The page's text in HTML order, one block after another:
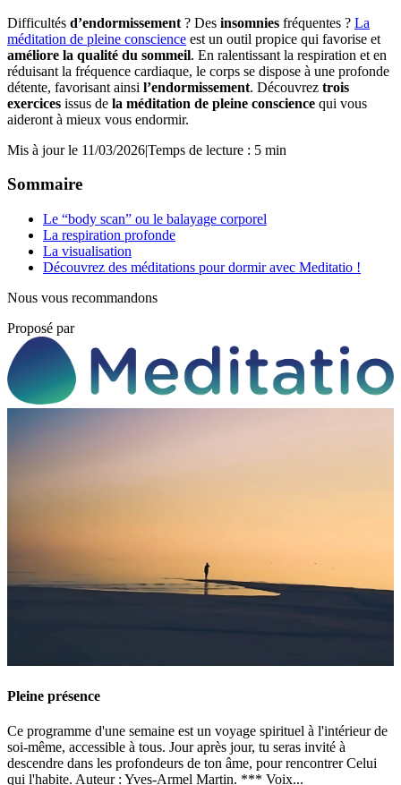
Difficultés d’endormissement ? Des insomnies fréquentes ? La
méditation de pleine conscience est un outil propice qui favorise et
améliore la qualité du sommeil. En ralentissant la respiration et en
réduisant la fréquence cardiaque, le corps se dispose à une profonde
détente, favorisant ainsi l’endormissement. Découvrez trois
exercices issus de la méditation de pleine conscience qui vous
aideront à mieux vous endormir.
Mis à jour le 11/03/2026|Temps de lecture : 5 min
Sommaire
Le “body scan” ou le balayage corporel
La respiration profonde
La visualisation
Découvrez des méditations pour dormir avec Meditatio !
Nous vous recommandons
Proposé par
Pleine présence
Ce programme d'une semaine est un voyage spirituel à l'intérieur de
soi-même, accessible à tous. Jour après jour, tu seras invité à
descendre dans les profondeurs de ton âme, pour rencontrer Celui
qui l'habite. Auteur : Yves-Armel Martin. *** Voix...